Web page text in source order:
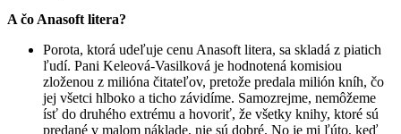
A čo Anasoft litera?
Porota, ktorá udeľuje cenu Anasoft litera, sa skladá z piatich
ľudí. Pani Keleová-Vasilková je hodnotená komisiou
zloženou z milióna čitateľov, pretože predala milión kníh, čo
jej všetci hlboko a ticho závidíme. Samozrejme, nemôžeme
ísť do druhého extrému a hovoriť, že všetky knihy, ktoré sú
predané v malom náklade, nie sú dobré. No je mi ľúto, keď